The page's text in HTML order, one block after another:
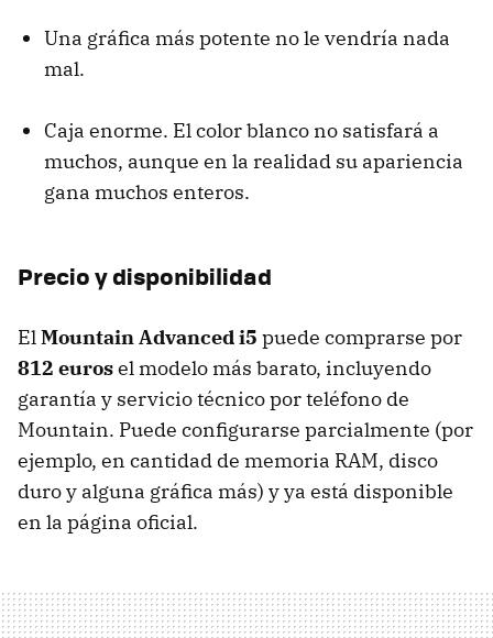
Una gráfica más potente no le vendría nada
mal.
Caja enorme. El color blanco no satisfará a
muchos, aunque en la realidad su apariencia
gana muchos enteros.
Precio y disponibilidad
ElMountain Advanced i5 puede comprarse por
812 eurosel modelo más barato, incluyendo
garantía y servicio técnico por teléfono de
Mountain. Puede configurarse parcialmente (por
ejemplo, en cantidad de memoria RAM, disco
duro y alguna gráfica más) y ya está disponible
en la página oficial.